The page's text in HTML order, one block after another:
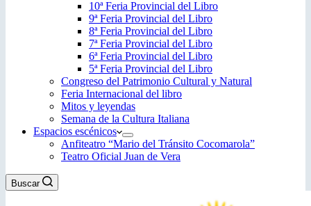
10ª Feria Provincial del Libro
9ª Feria Provincial del Libro
8ª Feria Provincial del Libro
7ª Feria Provincial del Libro
6ª Feria Provincial del Libro
5ª Feria Provincial del Libro
Congreso del Patrimonio Cultural y Natural
Feria Internacional del libro
Mitos y leyendas
Semana de la Cultura Italiana
Espacios escénicos
Anfiteatro “Mario del Tránsito Cocomarola”
Teatro Oficial Juan de Vera
Buscar